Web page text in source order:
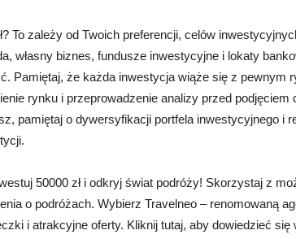
To zależy od Twoich preferencji, celów
własny biznes, fundusze inwestycyjne i lokaty
Pamiętaj, że każda inwestycja wiąże się z pewnym
rynku i przeprowadzenie analizy przed podjęciem
pamiętaj o dywersyfikacji portfela inwestycyjnego i
50000 zł i odkryj świat podróży! Skorzystaj z
o podróżach. Wybierz Travelneo – renomowaną
i atrakcyjne oferty. Kliknij tutaj, aby dowiedzieć się